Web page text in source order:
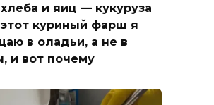
и яиц — кукуруза
куриный фарш я
в оладьи, а не в
и вот почему